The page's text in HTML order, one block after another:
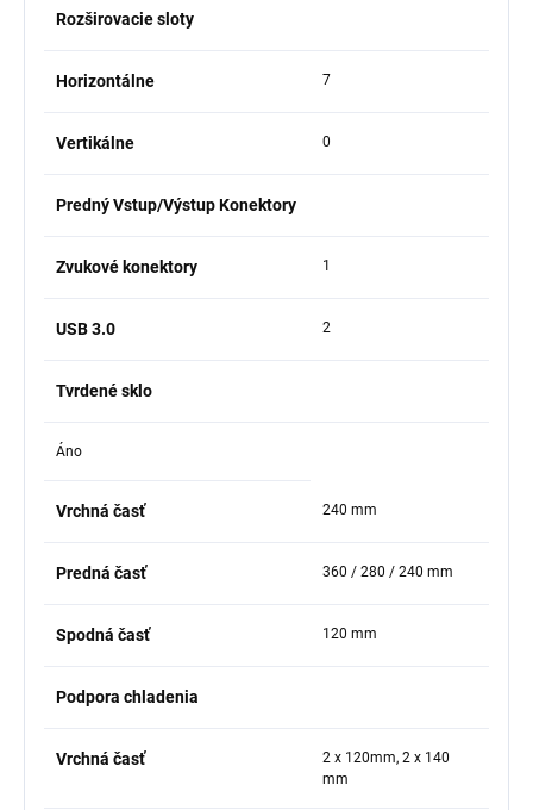
Rozširovacie sloty
Horizontálne 7
Vertikálne 0
Predný Vstup/Výstup Konektory
Zvukové konektory 1
USB 3.0 2
Tvrdené sklo
Áno
Vrchná časť 240 mm
Predná časť 360 / 280 / 240 mm
Spodná časť 120 mm
Podpora chladenia
Vrchná časť
2 x 120mm, 2 x 140
mm